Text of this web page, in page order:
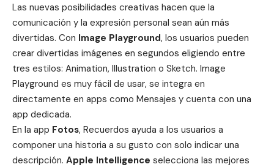
Las nuevas posibilidades creativas hacen que la
comunicación y la expresión personal sean aún más
divertidas. Con Image Playground, los usuarios pueden
crear divertidas imágenes en segundos eligiendo entre
tres estilos: Animation, Illustration o Sketch. Image
Playground es muy fácil de usar, se integra en
directamente en apps como Mensajes y cuenta con una
app dedicada.
En la app Fotos, Recuerdos ayuda a los usuarios a
componer una historia a su gusto con solo indicar una
descripción. Apple Intelligence selecciona las mejores